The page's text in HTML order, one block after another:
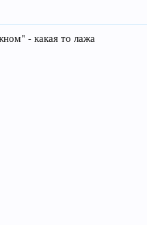
- какая то лажа